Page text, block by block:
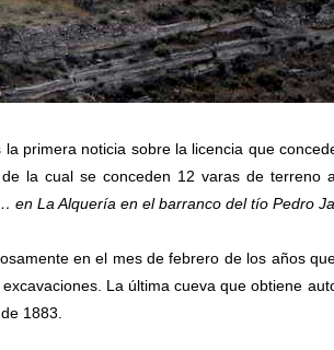
primera noticia sobre la licencia que
la cual se conceden 12 varas de terreno
en La Alquería en el barranco del tío Pedro
en el mes de febrero de los años
La última cueva que obtiene
1883.